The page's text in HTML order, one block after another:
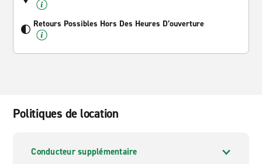
Retours Possibles Hors Des Heures D’ouverture
Politiques de location
Conducteur supplémentaire